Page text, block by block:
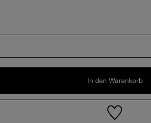
In den Warenkorb